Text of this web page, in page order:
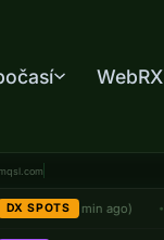
WebRX
Lucia— DX-World
DX SPOTS(1 min ago)